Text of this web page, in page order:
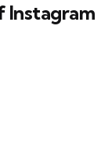
Instagram